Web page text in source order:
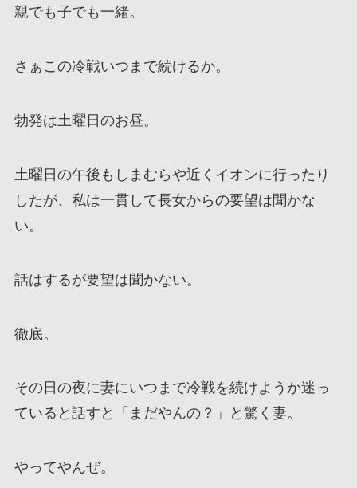
親でも子でも一緒。
さぁこの冷戦いつまで続けるか。
勃発は土曜日のお昼。
土曜日の午後もしまむらや近くイオンに行ったり
したが、私は一貫して長女からの要望は聞かな
い。
話はするが要望は聞かない。
徹底。
その日の夜に妻にいつまで冷戦を続けようか迷っ
ていると話すと「まだやんの？」と驚く妻。
やってやんぜ。